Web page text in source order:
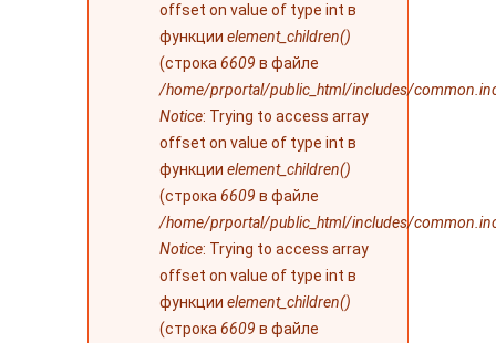
offset on value of type int в
функции element_children()
(строка 6609 в файле
/home/prportal/public_html/includes/
Notice: Trying to access array
offset on value of type int в
функции element_children()
(строка 6609 в файле
/home/prportal/public_html/includes/
Notice: Trying to access array
offset on value of type int в
функции element_children()
(строка 6609 в файле